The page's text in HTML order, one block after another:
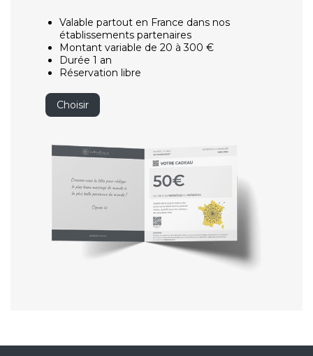
Valable partout en France dans nos
établissements partenaires
Montant variable de 20 à 300 €
Durée 1 an
Réservation libre
Choisir